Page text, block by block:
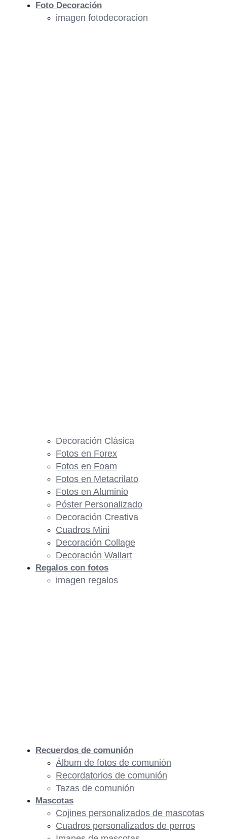
Foto Decoración
imagen fotodecoracion
Decoración Clásica
Fotos en Forex
Fotos en Foam
Fotos en Metacrilato
Fotos en Aluminio
Póster Personalizado
Decoración Creativa
Cuadros Mini
Decoración Collage
Decoración Wallart
Regalos con fotos
imagen regalos
Recuerdos de comunión
Álbum de fotos de comunión
Recordatorios de comunión
Tazas de comunión
Mascotas
Cojines personalizados de mascotas
Cuadros personalizados de perros